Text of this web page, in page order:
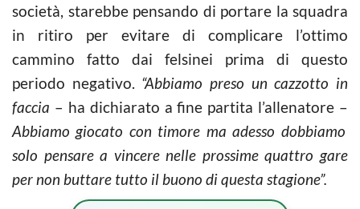
società, starebbe pensando di portare la squadra
in ritiro per evitare di complicare l’ottimo
cammino fatto dai felsinei prima di questo
periodo negativo. “Abbiamo preso un cazzotto in
faccia – ha dichiarato a fine partita l’allenatore –
Abbiamo giocato con timore ma adesso dobbiamo
solo pensare a vincere nelle prossime quattro gare
per non buttare tutto il buono di questa stagione”.